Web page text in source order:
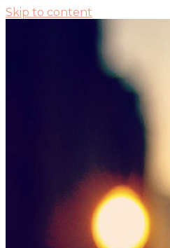
Skip to content